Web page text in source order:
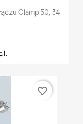
Clamp 50, 34
favorite_border